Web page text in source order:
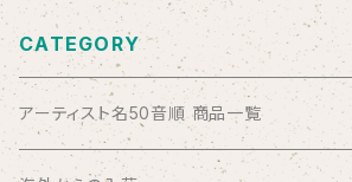
CATEGORY
アーティスト名50音順 商品一覧